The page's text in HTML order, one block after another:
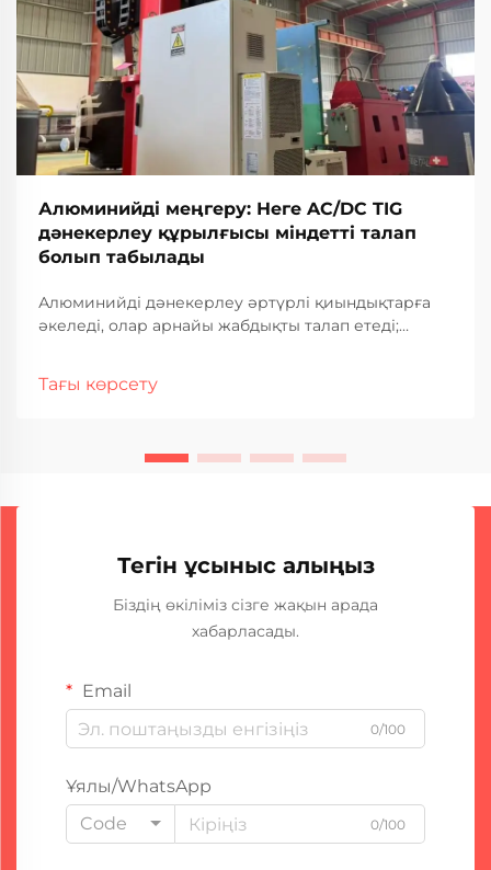
Алюминийді меңгеру: Неге AC/DC TIG
дәнекерлеу құрылғысы міндетті талап
болып табылады
Алюминийді дәнекерлеу әртүрлі қиындықтарға
әкеледі, олар арнайы жабдықты талап етеді;
Алюминийдің металлургиялық қасиеттері — оның
Тағы көрсету
Тегін ұсыныс алыңыз
Біздің өкіліміз сізге жақын арада
хабарласады.
Email
0/100
Ұялы/WhatsApp
Code
0/100